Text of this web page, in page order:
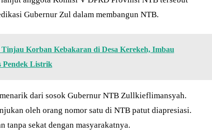
Gubernur Zul dalam membangun NTB.
Korban Kebakaran di Desa Kerekeh, Imbau
Pendek Listrik
dari sosok Gubernur NTB Zullkieflimansyah.
oleh orang nomor satu di NTB patut diapresiasi.
tanpa sekat dengan masyarakatnya.